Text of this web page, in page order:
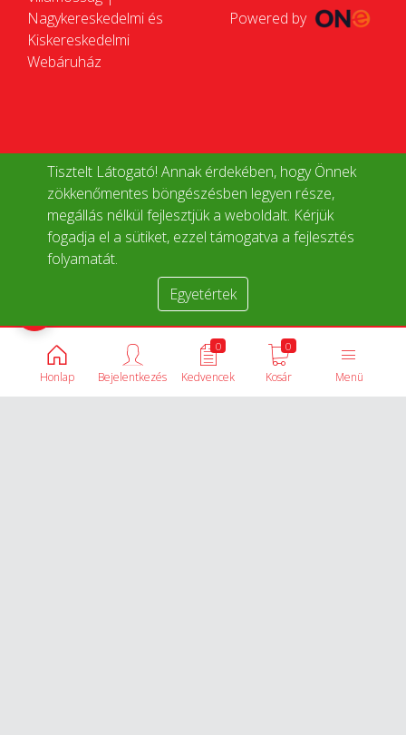
Tisztelt Látogató! Annak érdekében, hogy Önnek
zökkenőmentes böngészésben legyen része,
megállás nélkül fejlesztjük a weboldalt. Kérjük
fogadja el a sütiket, ezzel támogatva a fejlesztés
folyamatát.
Egyetértek
Nagykereskedelmi és
Kiskereskedelmi
Webáruház
Powered by
Honlap Menü
0
Kosár
0
Kedvencek
Bejelentkezés
Termékek összehasonlítása